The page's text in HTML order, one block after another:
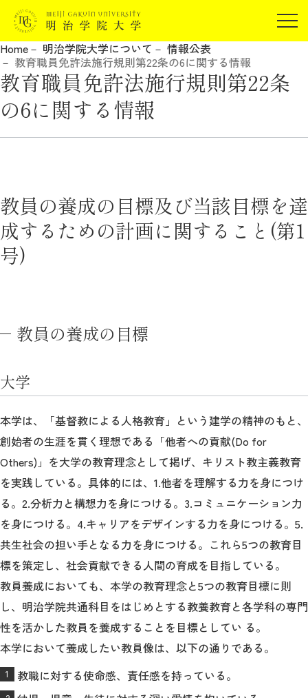
在学生の方
卒業生の方
保証人の方
企業・研究者の方
地域・一般の方
報道関係の方
研究
学生生活
キャリア
ボランティア
生涯学習・社会連携
入試情報サイト
2026年9月入学者向け 新入生サイト
Home 明治学院大学について
情報公表
教育職員免許法施行規則第22条の6に関する情報
教育職員免許法施行規則第22条
の6に関する情報
教員の養成の目標及び当該目標を達
成するための計画に関すること(第1
号)
教員の養成の目標
大学
本学は、「基督教による人格教育」という建学の精神のもと、
創始者の生涯を貫く理想である「他者への貢献(Do for
Others)」を大学の教育理念として掲げ、キリスト教主義教育
を実践している。具体的には、1.他者を理解する力を身につけ
る。2.分析力と構想力を身につける。3.コミュニケーション力
を身につける。4.キャリアをデザインする力を身につける。5.
共生社会の担い手となる力を身につける。これら5つの教育目
標を策定し、社会貢献できる人間の育成を目指している。
教員養成においても、本学の教育理念と5つの教育目標に則
し、明治学院共通科目をはじめとする教養教育と各学科の専門
性を活かした教員を養成することを目標としてい る。
本学において養成したい教員像は、以下の通りである。
教職に対する使命感、責任感を持っている。